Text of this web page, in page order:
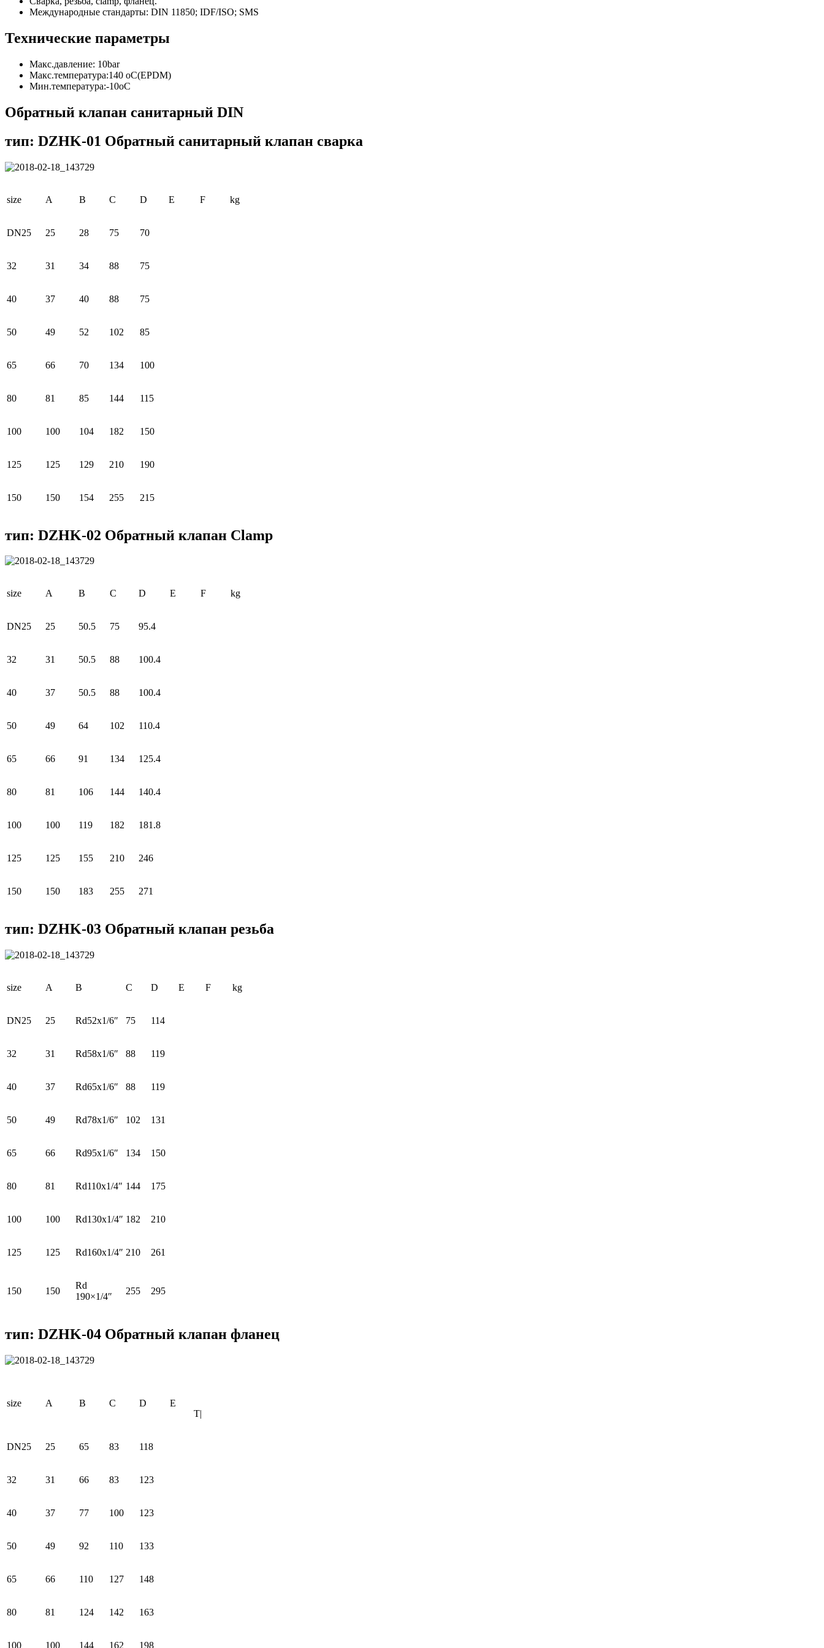
Международные стандарты: DIN 11850; IDF/ISO; SMS
Технические параметры
Макс.давление: 10bar
Макс.температура:140 оC(EPDM)
Мин.температура:-10оС
Обратный клапан санитарный DIN
тип: DZHK-01 Обратный санитарный клапан сварка
size A В C D E F kg
DN25 25 28 75 70
32 31 34 88 75
40 37 40 88 75
50 49 52 102 85
65 66 70 134 100
80 81 85 144 115
100 100 104 182 150
125 125 129 210 190
150 150 154 255 215
тип: DZHK-02 Обратный клапан Clamp
size A В C D E F kg
DN25 25 50.5 75 95.4
32 31 50.5 88 100.4
40 37 50.5 88 100.4
50 49 64 102 110.4
65 66 91 134 125.4
80 81 106 144 140.4
100 100 119 182 181.8
125 125 155 210 246
150 150 183 255 271
тип: DZHK-03 Обратный клапан резьба
size A В C D E F kg
DN25 25 Rd52x1/6″ 75 114
32 31 Rd58x1/6″ 88 119
40 37 Rd65x1/6″ 88 119
50 49 Rd78x1/6″ 102 131
65 66 Rd95x1/6″ 134 150
80 81 Rd110x1/4″ 144 175
100 100 Rd130x1/4″ 182 210
125 125 Rd160x1/4″ 210 261
150 150
Rd
190×1/4″
255 295
тип: DZHK-04 Обратный клапан фланец
size A В C D
E
T|
DN25 25 65 83 118
32 31 66 83 123
40 37 77 100 123
50 49 92 110 133
65 66 110 127 148
80 81 124 142 163
100 100 144 162 198